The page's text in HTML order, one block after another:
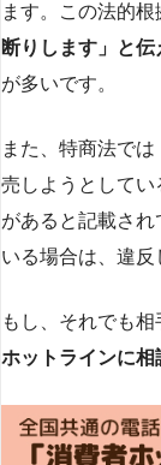
ます。この法的根
断りします」と伝
が多いです​​。
また、特商法で
売しようとして
があると記載さ
いる場合は、違反
もし、それでも相
ホットラインに相